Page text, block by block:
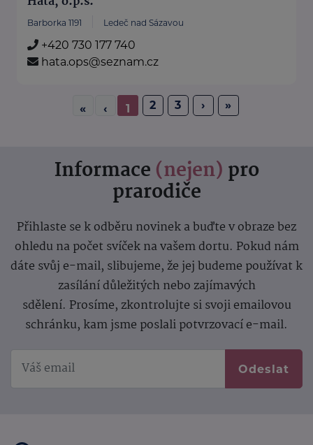
Barborka 1191 Ledeč nad Sázavou
+420 730 177 740
hata.ops@seznam.cz
« ‹ 1 2 3 › »
Informace (nejen) pro
prarodiče
Přihlaste se k odběru novinek a buďte v obraze bez
ohledu na počet svíček na vašem dortu. Pokud nám
dáte svůj e-mail, slibujeme, že jej budeme používat k
zasílání důležitých nebo zajímavých
sdělení. Prosíme, zkontrolujte si svoji emailovou
schránku, kam jsme poslali potvrzovací e-mail.
Odeslat